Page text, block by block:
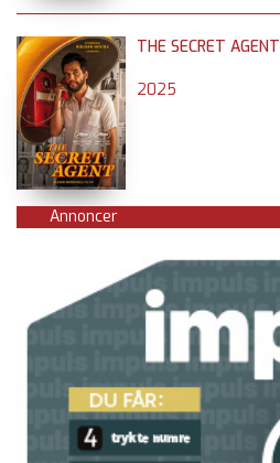
THE SECRET AGENT
2025
Annoncer